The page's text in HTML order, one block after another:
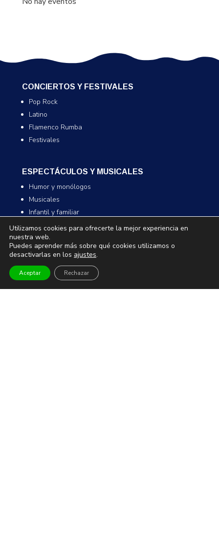
CONCIERTOS Y FESTIVALES
Pop Rock
Latino
Flamenco Rumba
Festivales
ESPECTÁCULOS Y MUSICALES
Humor y monólogos
Musicales
Infantil y familiar
Magia
TEATRO Y DANZA
Teatro
Utilizamos cookies para ofrecerte la mejor experiencia en
nuestra web.
Puedes aprender más sobre qué cookies utilizamos o
desactivarlas en los ajustes.
Aceptar Rechazar